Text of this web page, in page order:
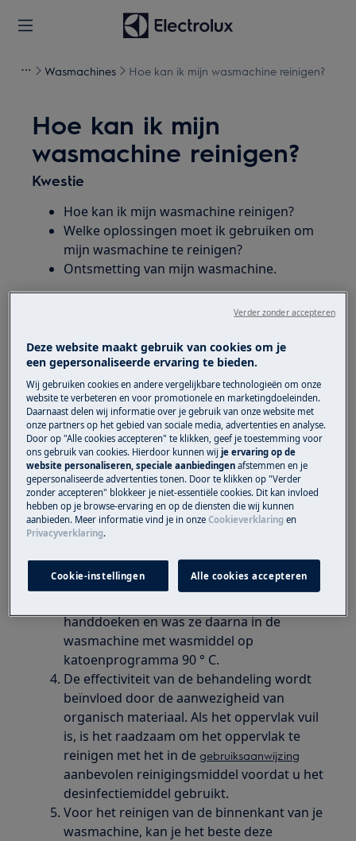
Wasmachines Hoe kan ik mijn wasmachine reinigen?
Hoe kan ik mijn
wasmachine reinigen?
Kwestie
Hoe kan ik mijn wasmachine reinigen?
Welke oplossingen moet ik gebruiken om
mijn wasmachine te reinigen?
Ontsmetting van mijn wasmachine.
Wasmachine
Oplossing
Zorg er voor dat het apparaat volledig
afgekoeld is.
Veeg het buitenoppervlak van je apparaat
een paar keer af met ZACHTE, EENMALIG
TE GEBRUIKEN doek gedrenkt in
ethanoloplossing(70%). Vermijd op
chloor gebaseerde desinfectiemiddelen.
omgevingen
Als alternatief voor doeken voor eenmalig
handdoeken en was ze daarna in de
wasmachine met wasmiddel op
katoenprogramma 90 ° C.
De effectiviteit van de behandeling wordt
beïnvloed door de aanwezigheid van
organisch materiaal. Als het oppervlak vuil
is, is het raadzaam om het oppervlak te
reinigen met het in degebruiksaanwijzing
aanbevolen reinigingsmiddel voordat u het
desinfectiemiddel gebruikt.
Voor het reinigen van de binnenkant van je
wasmachine, kan je het beste deze
Deze website maakt gebruik van cookies om je
een gepersonaliseerde ervaring te bieden.
Wij gebruiken cookies en andere vergelijkbare technologieën om onze
website te verbeteren en voor promotionele en marketingdoeleinden.
Daarnaast delen wij informatie over je gebruik van onze website met
onze partners op het gebied van sociale media, advertenties en analyse.
Door op "Alle cookies accepteren" te klikken, geef je toestemming voor
ons gebruik van cookies. Hierdoor kunnen wijje ervaring op de
website personaliseren, speciale aanbiedingen afstemmen en je
gepersonaliseerde advertenties tonen. Door te klikken op "Verder
zonder accepteren" blokkeer je niet-essentiële cookies. Dit kan invloed
hebben op je browse-ervaring en op de diensten die wij kunnen
aanbieden. Meer informatie vind je in onzeCookieverklaring en
Privacyverklaring.
Cookie-instellingen Alle cookies accepteren
Verder zonder accepteren